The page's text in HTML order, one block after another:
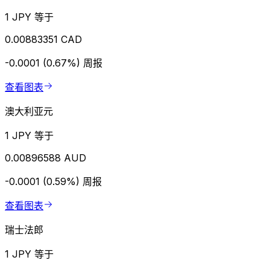
1 JPY 等于
0.00883351 CAD
-0.0001 (0.67%) 周报
查看图表
澳大利亚元
1 JPY 等于
0.00896588 AUD
-0.0001 (0.59%) 周报
查看图表
瑞士法郎
1 JPY 等于